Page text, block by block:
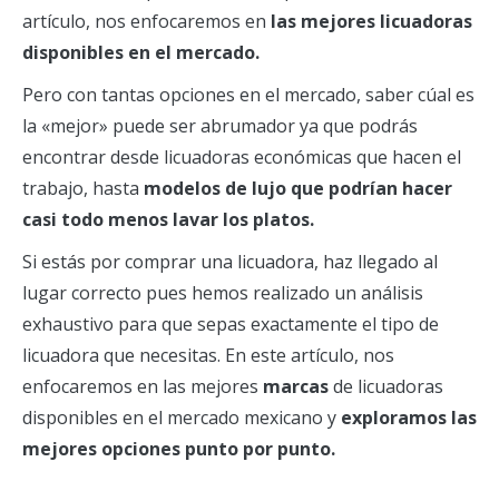
artículo, nos enfocaremos en las mejores licuadoras
disponibles en el mercado.
Pero con tantas opciones en el mercado, saber cúal es
la «mejor» puede ser abrumador ya que podrás
encontrar desde licuadoras económicas que hacen el
trabajo, hasta modelos de lujo que podrían hacer
casi todo menos lavar los platos.
Si estás por comprar una licuadora, haz llegado al
lugar correcto pues hemos realizado un análisis
exhaustivo para que sepas exactamente el tipo de
licuadora que necesitas. En este artículo, nos
enfocaremos en las mejores marcasde licuadoras
disponibles en el mercado mexicano y exploramos las
mejores opciones punto por punto.